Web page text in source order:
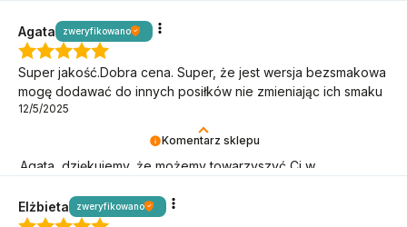
Komentarz sklepu
Agata, dziękujemy, że możemy towarzyszyć Ci w
Agata zweryfikowano
Super jakość.Dobra cena. Super, że jest wersja bezsmakowa
mogę dodawać do innych posiłków nie zmieniając ich smaku
12/5/2025
Elżbieta zweryfikowano